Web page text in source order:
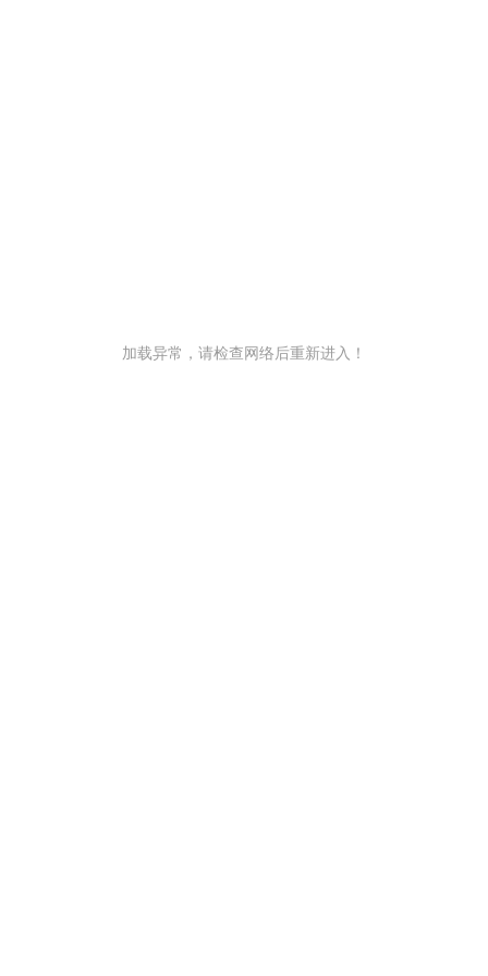
加载异常，请检查网络后重新进入！